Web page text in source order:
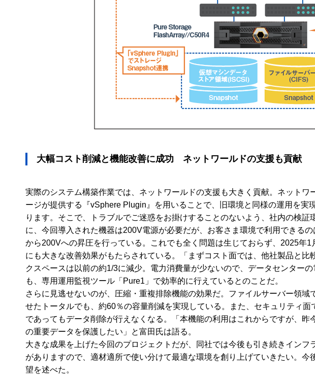
大幅コスト削減と機能改善に成功 ネットワールドの支援も貢献
実際のシステム構築作業では、ネットワールドの支援も大きく貢献。ネット
ージが提供する『vSphere Plugin』を用いることで、旧環境と同様の運用を
ります。そこで、トラブルでご迷惑をお掛けすることのないよう、社内の検
に、今回導入された機器は200V電源が必要だが、お客さま環境で利用できる
から200Vへの昇圧を行っている。これでも全く問題は生じておらず、2025年
にも大きな改善効果がもたらされている。「まずコスト面では、他社製品と
クスペースは以前の約1/3に減少。電力消費量が少ないので、データセンター
も、専用運用監視ツール「Pure1」で効率的に行えているとのことだ。
さらに見逃せないのが、圧縮・重複排除機能の効果だ。ファイルサーバー領
せたトータルでも、約60％の容量削減を実現している。また、セキュリティ
であってもデータ削除が行えなくなる。「本機能の利用はこれからですが、
の重要データを保護したい」と富田氏は語る。
大きな成果を上げた今回のプロジェクトだが、同社では今後も引き続きイン
がありますので、適材適所で使い分けて最適な環境を創り上げていきたい。
望を述べた。